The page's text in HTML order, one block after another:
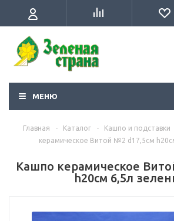
МЕНЮ
Главная - Каталог - Кашпо и подставки
керамическое Витой №2 d17,5см
Кашпо керамическое
h20см 6,5л